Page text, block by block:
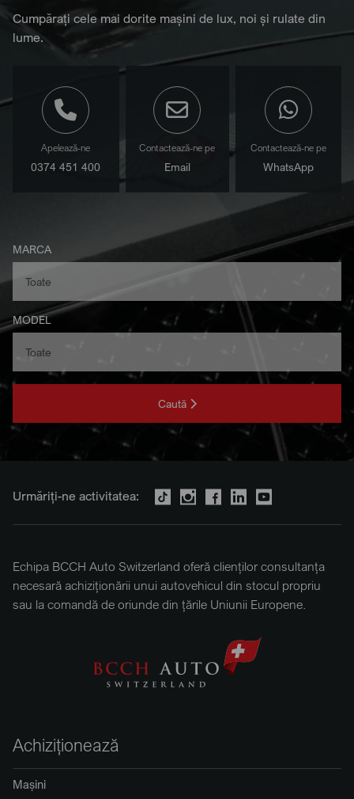
Cumpărați cele mai dorite mașini de lux, noi și rulate din
lume.
Apelează-ne
0374 451 400
Contactează-ne pe
Email
Contactează-ne pe
WhatsApp
MARCA
MODEL
Caută
Urmăriți-ne activitatea:
Echipa BCCH Auto Switzerland oferă clienților consultanța
necesară achiziționării unui autovehicul din stocul propriu
sau la comandă de oriunde din țările Uniunii Europene.
Achiziționează
Mașini